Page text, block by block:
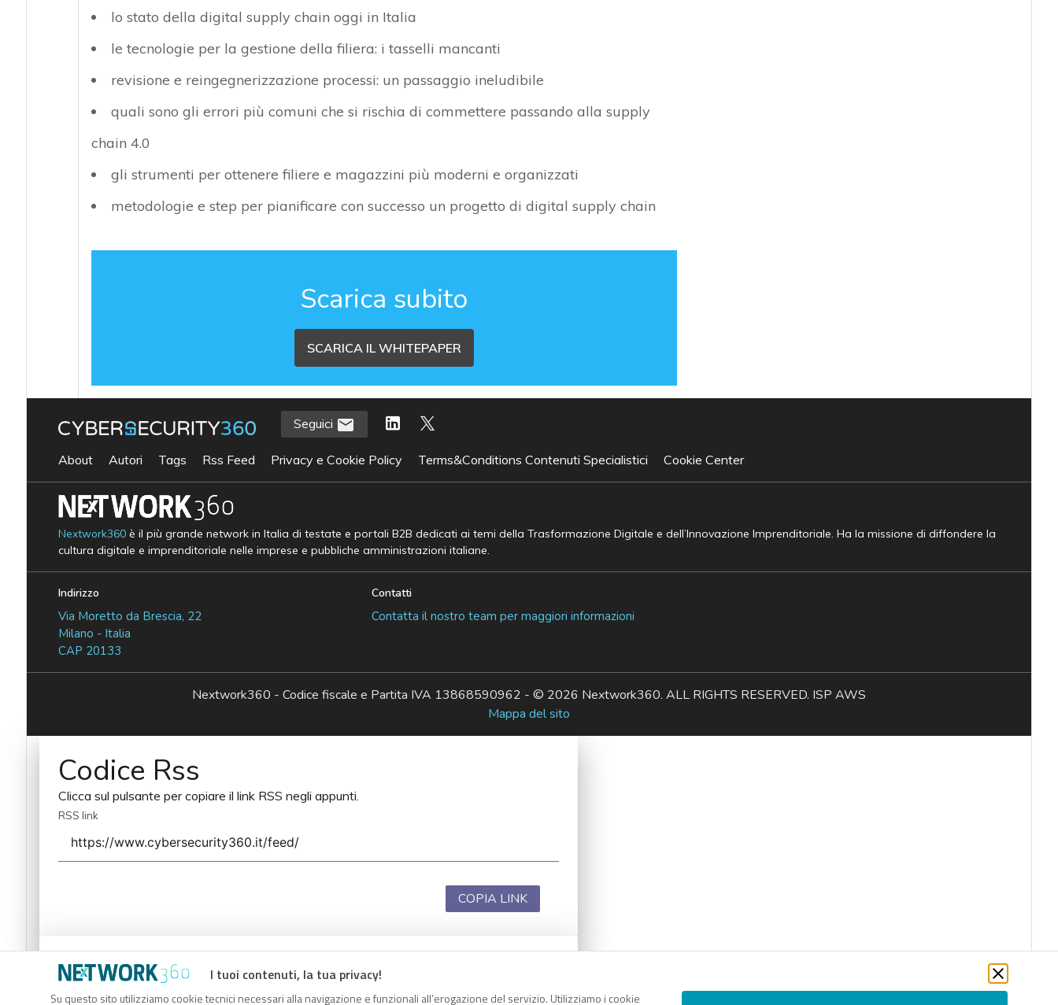
lo stato della digital supply chain oggi in Italia
le tecnologie per la gestione della filiera: i tasselli mancanti
revisione e reingegnerizzazione processi: un passaggio ineludibile
quali sono gli errori più comuni che si rischia di commettere passando alla supply
chain 4.0
gli strumenti per ottenere filiere e magazzini più moderni e organizzati
metodologie e step per pianificare con successo un progetto di digital supply chain
Scarica subito
SCARICA IL WHITEPAPER
I tuoi contenuti, la tua privacy!
Su questo sito utilizziamo cookie tecnici necessari alla navigazione e funzionali all’erogazione del servizio. Utilizziamo i cookie
Seguici
About Autori Tags Rss Feed Privacy e Cookie Policy Terms&Conditions Contenuti Specialistici Cookie Center
Nextwork360è il più grande network in Italia di testate e portali B2B dedicati ai temi della Trasformazione Digitale e dell’Innovazione Imprenditoriale. Ha la missione di diffondere la
cultura digitale e imprenditoriale nelle imprese e pubbliche amministrazioni italiane.
Indirizzo
Via Moretto da Brescia, 22
Milano - Italia
CAP 20133
Contatti
Contatta il nostro team per maggiori informazioni
Nextwork360 - Codice fiscale e Partita IVA 13868590962 - © 2026 Nextwork360. ALL RIGHTS RESERVED. ISP AWS
Mappa del sito
Codice Rss
Clicca sul pulsante per copiare il link RSS negli appunti.
RSS link
COPIA LINK
Codice Rss
Clicca sul pulsante per copiare il link RSS negli appunti.